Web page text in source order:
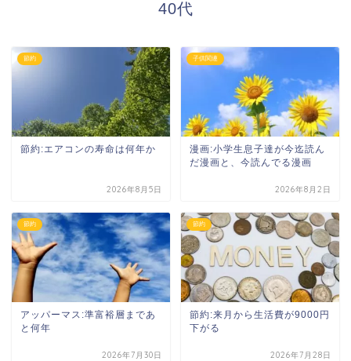
40代
節約
節約:エアコンの寿命は何年か
2026年8月5日
子供関連
漫画:小学生息子達が今迄読ん
だ漫画と、今読んでる漫画
2026年8月2日
節約
アッパーマス:準富裕層まであ
と何年
2026年7月30日
節約
節約:来月から生活費が9000円
下がる
2026年7月28日